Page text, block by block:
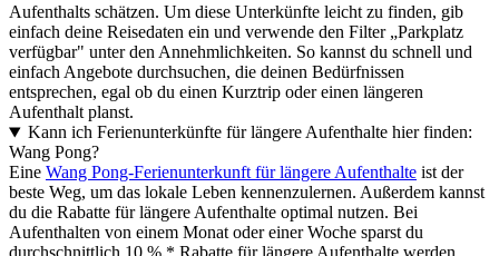
Aufenthalts schätzen. Um diese Unterkünfte leicht zu finden, gib
einfach deine Reisedaten ein und verwende den Filter „Parkplatz
verfügbar" unter den Annehmlichkeiten. So kannst du schnell und
einfach Angebote durchsuchen, die deinen Bedürfnissen
entsprechen, egal ob du einen Kurztrip oder einen längeren
Aufenthalt planst.
Kann ich Ferienunterkünfte für längere Aufenthalte hier finden:
Wang Pong?
Eine Wang Pong-Ferienunterkunft für längere Aufenthalte ist der
beste Weg, um das lokale Leben kennenzulernen. Außerdem kannst
du die Rabatte für längere Aufenthalte optimal nutzen. Bei
Aufenthalten von einem Monat oder einer Woche sparst du